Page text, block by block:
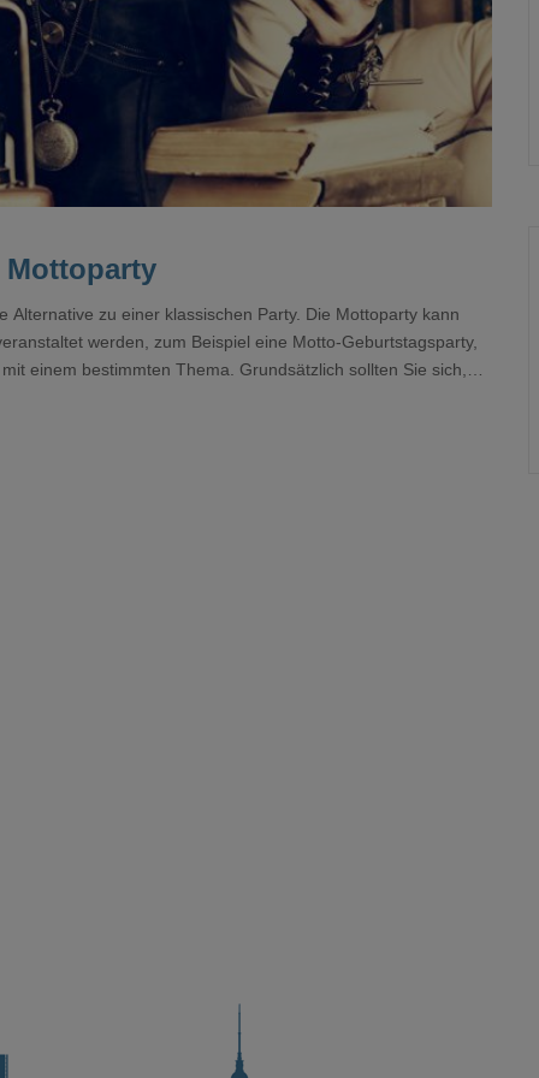
Mottoparty
zu einer klassischen Party. Die Mottoparty kann
werden, zum Beispiel eine Motto-Geburtstagsparty,
einem bestimmten Thema. Grundsätzlich sollten Sie sich,
möchten und welchen Stil Ihre Party haben soll.